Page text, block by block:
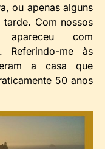
ou apenas alguns
tarde. Com nossos
apareceu com
Referindo-me às
a casa que
50 anos